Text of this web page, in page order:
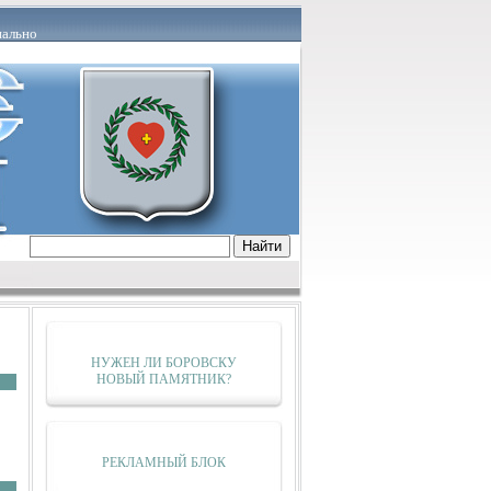
Актуально Постфактум
О наболевшем
Награждения Творчество
Строительство
Совещание Трудоустройство
От первого лица
ГИБДД информирует Статистика
Архив
НУЖЕН ЛИ БОРОВСКУ
НОВЫЙ ПАМЯТНИК?
РЕКЛАМНЫЙ БЛОК